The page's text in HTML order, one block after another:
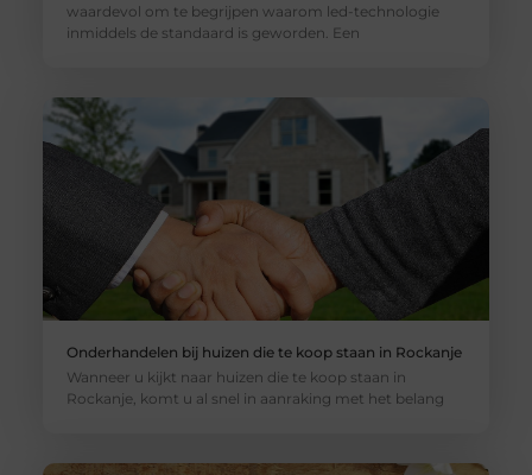
waardevol om te begrijpen waarom led-technologie
inmiddels de standaard is geworden. Een
Onderhandelen bij huizen die te koop staan in Rockanje
Wanneer u kijkt naar huizen die te koop staan in
Rockanje, komt u al snel in aanraking met het belang